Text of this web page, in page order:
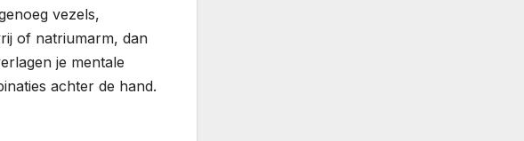
vezels,
of natriumarm, dan
je mentale
achter de hand.